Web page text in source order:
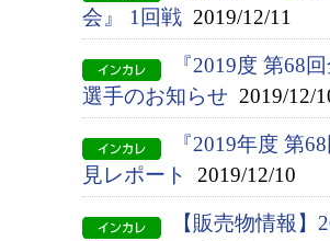
会』 1回戦 2019/12/11
『2019度 第68
選手のお知らせ 2019/12/
『2019年度 第
見レポート
2019/12/10
【販売物情報